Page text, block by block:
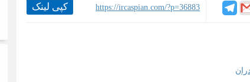
https://ircaspian.com/?p=36883 کپی لینک